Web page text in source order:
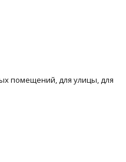
помещений, для улицы, для